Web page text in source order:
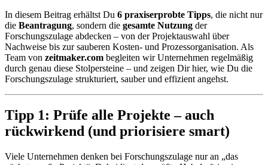
In diesem Beitrag erhältst Du 6 praxiserprobte Tipps, die nicht nur
die Beantragung, sondern die gesamte Nutzung der
Forschungszulage abdecken – von der Projektauswahl über
Nachweise bis zur sauberen Kosten- und Prozessorganisation. Als
Team von zeitmaker.com begleiten wir Unternehmen regelmäßig
durch genau diese Stolpersteine – und zeigen Dir hier, wie Du die
Forschungszulage strukturiert, sauber und effizient angehst.
Tipp 1: Prüfe alle Projekte – auch
rückwirkend (und priorisiere smart)
Viele Unternehmen denken bei Forschungszulage nur an „das